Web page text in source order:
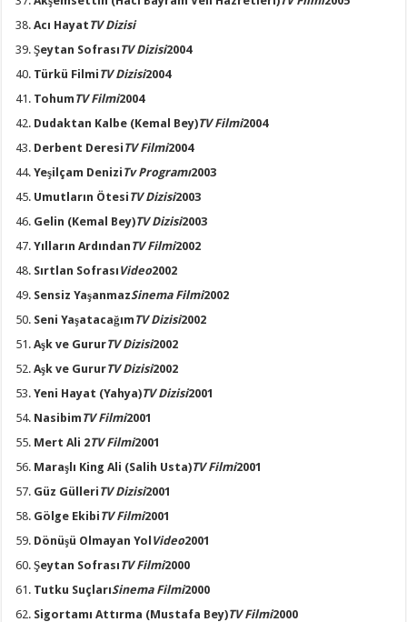
Acı Hayat TV Dizisi
Şeytan Sofrası TV Dizisi2004
Türkü Filmi TV Dizisi2004
Tohum TV Filmi2004
Dudaktan Kalbe (Kemal Bey)TV Filmi2004
Derbent Deresi TV Filmi2004
Yeşilçam Denizi Tv Programı2003
Umutların Ötesi TV Dizisi2003
Gelin (Kemal Bey)TV Dizisi2003
Yılların Ardından TV Filmi2002
Sırtlan Sofrası Video2002
Sensiz YaşanmazSinema Filmi2002
Seni Yaşatacağım TV Dizisi2002
Aşk ve GururTV Dizisi2002
Aşk ve GururTV Dizisi2002
Yeni Hayat (Yahya)TV Dizisi2001
Nasibim TV Filmi2001
Mert Ali 2TV Filmi2001
Maraşlı King Ali (Salih Usta)TV Filmi2001
Güz Gülleri TV Dizisi2001
Gölge Ekibi TV Filmi2001
Dönüşü Olmayan Yol Video2001
Şeytan Sofrası TV Filmi2000
Tutku SuçlarıSinema Filmi2000
Sigortamı Attırma (Mustafa Bey)TV Filmi2000